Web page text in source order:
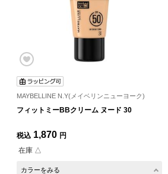
MAYBELLINE N.Y(メイベリンニューヨーク)
フィットミーBBクリーム ヌード 30
税込 1,870 円
在庫 △
カラーをみる